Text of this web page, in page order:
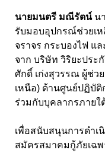
นายมนตรี มณีรัตน์ น
รับมอบอุปกรณ์ช่วยเ
จราจร กระบองไฟ แ
จาก บริษัท วิริยะประ
ศักดิ์ เก่งสุวรรณ ผู้ช่ว
เหนือ) ด้านศูนย์ปฏิบั
ร่วมกับบุคลากรภายใ
เพื่อสนับสนุนการดำเ
สมัครสมาคมกู้ภัยเฉพ